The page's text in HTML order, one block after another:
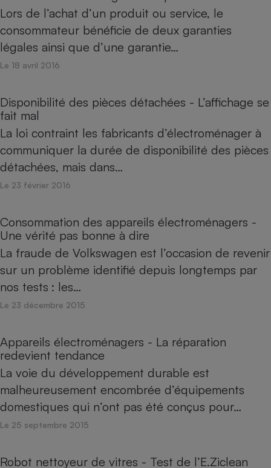
Lors de l’achat d’un produit ou service, le
consommateur bénéficie de deux garanties
légales ainsi que d’une garantie…
Le 18 avril 2016
Disponibilité des pièces détachées - L’affichage se
fait mal
La loi contraint les fabricants d’électroménager à
communiquer la durée de disponibilité des pièces
détachées, mais dans…
Le 23 février 2016
Consommation des appareils électroménagers -
Une vérité pas bonne à dire
La fraude de Volkswagen est l’occasion de revenir
sur un problème identifié depuis longtemps par
nos tests : les…
Le 23 décembre 2015
Appareils électroménagers - La réparation
redevient tendance
La voie du développement durable est
malheureusement encombrée ­d’équipements
domestiques qui n’ont pas été conçus pour…
Le 25 septembre 2015
Robot nettoyeur de vitres - Test de l’E.Ziclean